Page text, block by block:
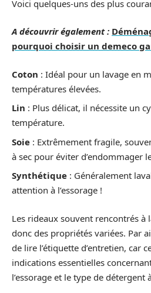
Voici quelques-uns des plus
A découvrir également :
pourquoi choisir un demeco
Coton : Idéal pour un lavage en
températures élevées.
Lin : Plus délicat, il nécessite un
température.
Soie : Extrêmement fragile,
à sec pour éviter d’endommager
Synthétique : Généralement
attention à l’essorage !
Les rideaux souvent rencontrés à
donc des propriétés variées. Par
de lire l’étiquette d’entretien, car
indications essentielles
l’essorage et le type de détergent